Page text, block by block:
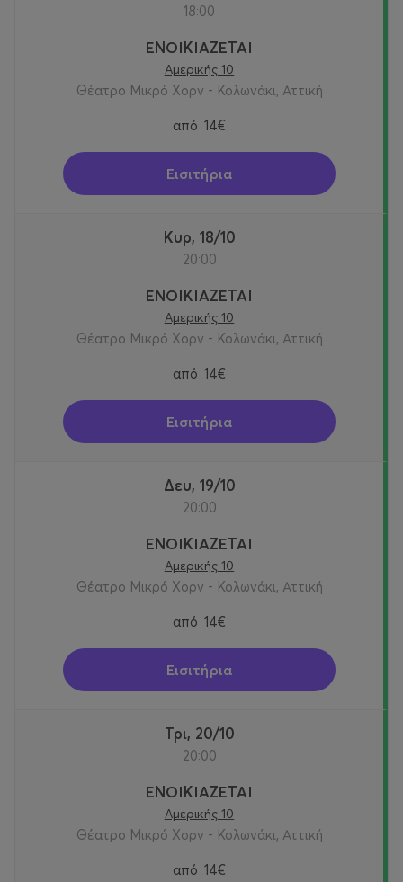
18:00
ΕΝΟΙΚΙΑΖΕΤΑΙ
Αμερικής 10
Θέατρο Μικρό Χορν - Κολωνάκι, Αττική
από 14€
Εισιτήρια
Κυρ, 18/10
20:00
ΕΝΟΙΚΙΑΖΕΤΑΙ
Αμερικής 10
Θέατρο Μικρό Χορν - Κολωνάκι, Αττική
από 14€
Εισιτήρια
Δευ, 19/10
20:00
ΕΝΟΙΚΙΑΖΕΤΑΙ
Αμερικής 10
Θέατρο Μικρό Χορν - Κολωνάκι, Αττική
από 14€
Εισιτήρια
Τρι, 20/10
20:00
ΕΝΟΙΚΙΑΖΕΤΑΙ
Αμερικής 10
Θέατρο Μικρό Χορν - Κολωνάκι, Αττική
από 14€